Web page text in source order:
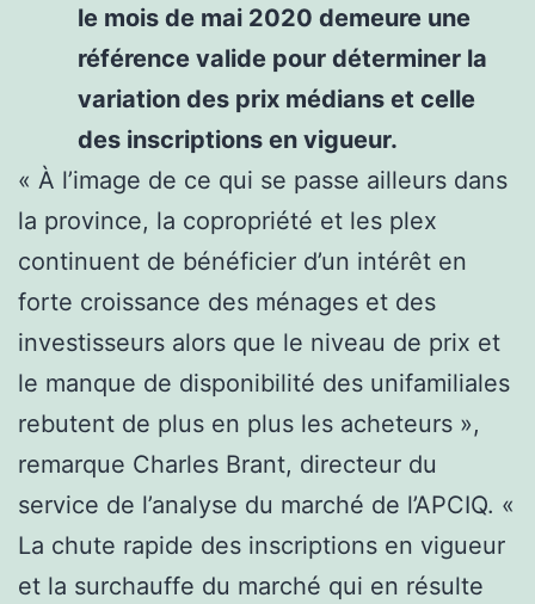
le mois de mai 2020 demeure une
référence valide pour déterminer la
variation des prix médians et celle
des inscriptions en vigueur.
« À l’image de ce qui se passe ailleurs dans
la province, la copropriété et les plex
continuent de bénéficier d’un intérêt en
forte croissance des ménages et des
investisseurs alors que le niveau de prix et
le manque de disponibilité des unifamiliales
rebutent de plus en plus les acheteurs »,
remarque Charles Brant, directeur du
service de l’analyse du marché de l’APCIQ. «
La chute rapide des inscriptions en vigueur
et la surchauffe du marché qui en résulte